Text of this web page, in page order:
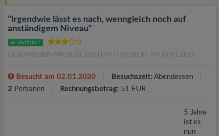
"Irgendwie lässt es nach, wenngleich noch auf
anständigem Niveau"
Verifiziert
GESCHRIEBEN AM 18.01.2020 | AKTUALISIERT AM 19.01.2020
Besucht am 02.01.2020 Besuchszeit: Abendessen
2 Personen Rechnungsbetrag: 51 EUR
5 Jahre
ist es
nun
a
i